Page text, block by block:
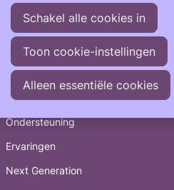
Op dit moment is het niet meer
te melden omdat de
Snel naar
Informatie
Ondersteuning
Ervaringen
Next Generation
Schakel alle cookies in
Toon cookie-instellingen
Alleen essentiële cookies